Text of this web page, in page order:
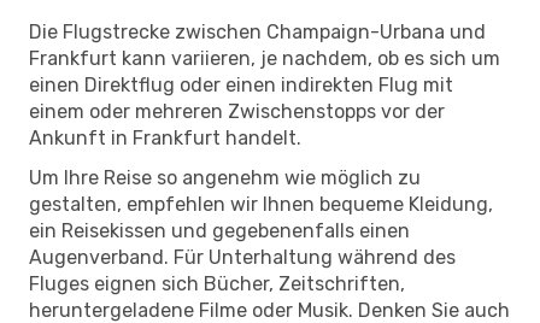
Die Flugstrecke zwischen Champaign-Urbana und
Frankfurt kann variieren, je nachdem, ob es sich um
einen Direktflug oder einen indirekten Flug mit
einem oder mehreren Zwischenstopps vor der
Ankunft in Frankfurt handelt.
Um Ihre Reise so angenehm wie möglich zu
gestalten, empfehlen wir Ihnen bequeme Kleidung,
ein Reisekissen und gegebenenfalls einen
Augenverband. Für Unterhaltung während des
Fluges eignen sich Bücher, Zeitschriften,
heruntergeladene Filme oder Musik. Denken Sie auch